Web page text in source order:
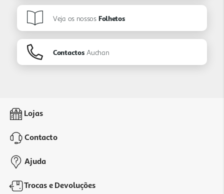
Veja os nossos Folhetos
Contactos Auchan
Lojas
Contacto
Ajuda
Trocas e Devoluções